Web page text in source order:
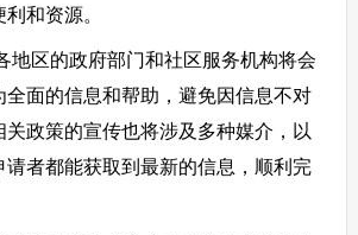
和资源。
地区的政府部门和社区服务机构将会
全面的信息和帮助，避免因信息不对
政策的宣传也将涉及多种媒介，以
请者都能获取到最新的信息，顺利完